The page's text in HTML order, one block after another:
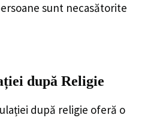
sunt necasătorite
după Religie
după religie oferă o